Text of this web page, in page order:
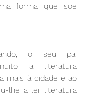
forma que soe
o seu pai
a literatura
mais à cidade e ao
lhe a ler literatura